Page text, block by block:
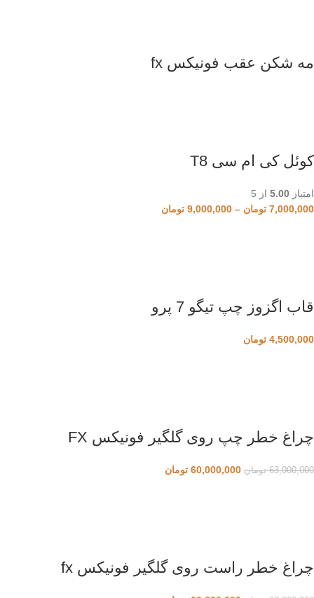
مه شکن عقب فونیکس fx
کوئل کی ام سی T8
امتیاز 5.00 از 5
7,000,000 تومان –
9,000,000 تومان
قاب اگزوز چپ تیگو 7 پرو
4,500,000 تومان
چراغ خطر چپ روی گلگیر فونیکس FX
63,000,000 تومان 60,000,000 تومان
چراغ خطر راست روی گلگیر فونیکس fx